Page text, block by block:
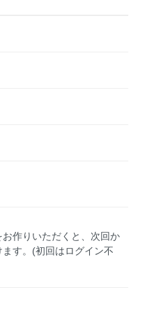
作りいただくと、次回か
す。(初回はログイン不